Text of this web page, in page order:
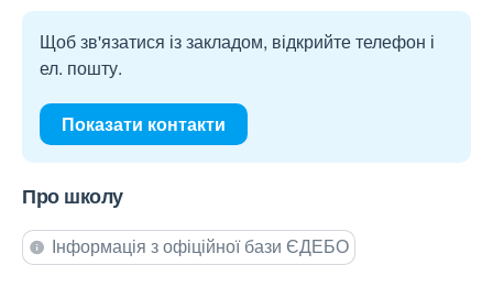
Щоб зв'язатися із закладом, відкрийте телефон і
ел. пошту.
Показати контакти
Про школу
Інформація з офіційної бази ЄДЕБО